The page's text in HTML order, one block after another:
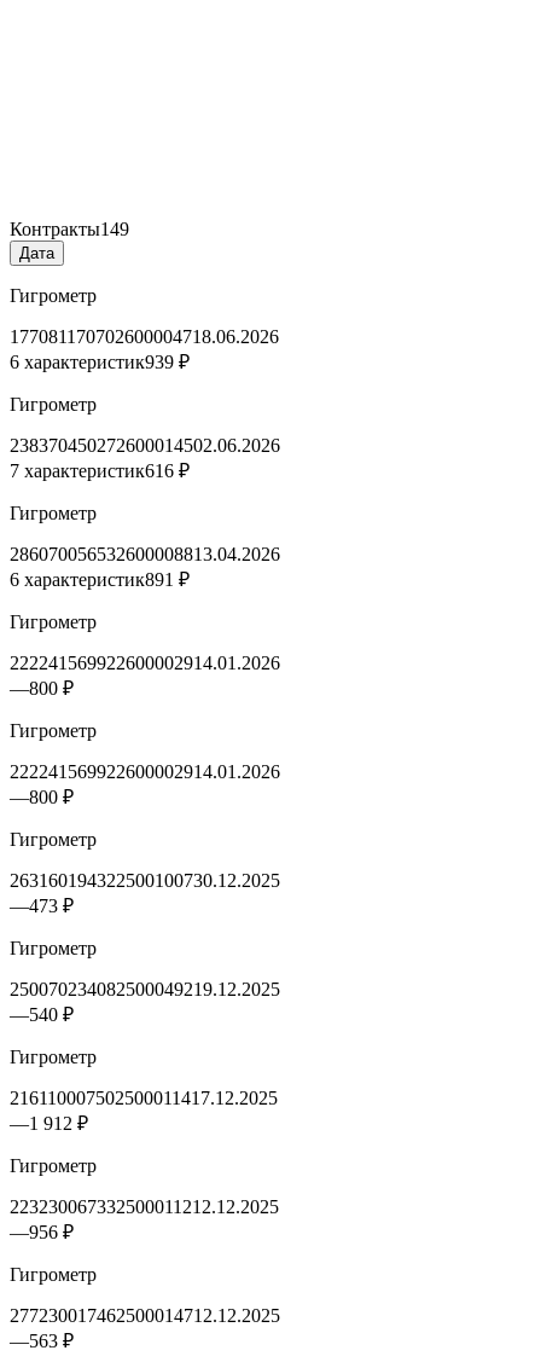
Контракты149
Дата
Гигрометр
177081170702600004718.06.2026
6 характеристик939 ₽
Гигрометр
238370450272600014502.06.2026
7 характеристик616 ₽
Гигрометр
286070056532600008813.04.2026
6 характеристик891 ₽
Гигрометр
222241569922600002914.01.2026
—800 ₽
Гигрометр
222241569922600002914.01.2026
—800 ₽
Гигрометр
263160194322500100730.12.2025
—473 ₽
Гигрометр
250070234082500049219.12.2025
—540 ₽
Гигрометр
216110007502500011417.12.2025
—1 912 ₽
Гигрометр
223230067332500011212.12.2025
—956 ₽
Гигрометр
277230017462500014712.12.2025
—563 ₽